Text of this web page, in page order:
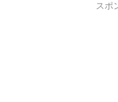
スポ